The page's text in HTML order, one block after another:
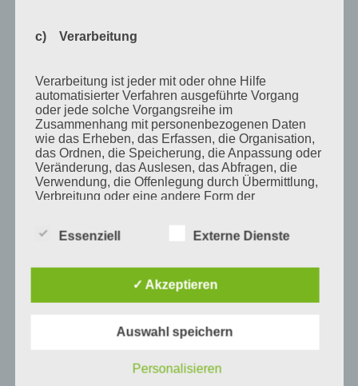
Februar 2011
Dezember 2010
November 2010
Oktober 2010
September 2010
August 2010
Juni 2010
Mai 2010
c) Verarbeitung
Verarbeitung ist jeder mit oder ohne Hilfe
automatisierter Verfahren ausgeführte Vorgang
oder jede solche Vorgangsreihe im
Zusammenhang mit personenbezogenen Daten
wie das Erheben, das Erfassen, die Organisation,
das Ordnen, die Speicherung, die Anpassung oder
Veränderung, das Auslesen, das Abfragen, die
Verwendung, die Offenlegung durch Übermittlung,
Verbreitung oder eine andere Form der
Vernichtung.
d) Einschränkung der Verarbeitung
Einschränkung der Verarbeitung ist die Markierung
Ziel, ihre künftige Verarbeitung einzuschränken.
Essenziell Externe Dienste
✓ Akzeptieren
Auswahl speichern
Personalisieren